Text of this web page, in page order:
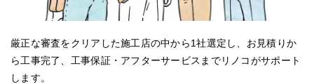
厳正な審査をクリアした施工店の中から1社選定し、お見積りか
ら工事完了、工事保証・アフターサービスまでリノコがサポート
します。